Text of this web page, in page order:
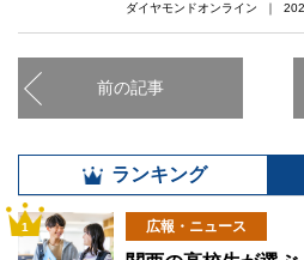
ダイヤモンドオンライン ｜
前の記事
ランキング
1 広報・ニュース